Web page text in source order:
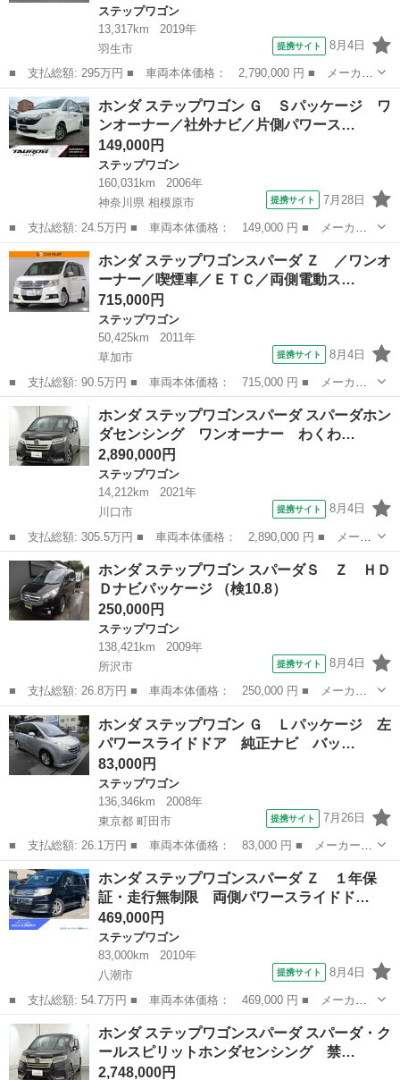
ステップワゴン
13,317km
2019年
羽生市
提携サイト 8月4日
■ 支払総額: 295万円 ■ 車両本体価格： 2,790,000 円 ■ メーカー
名： ホンダ ■ 車種名： ステップワゴンスパーダ ■ グレード
名： スパーダ ホンダセンシング 【修復歴無し】【保証付】純正
ＳＤインター...
埼玉 羽生市 ステップワゴン
ホンダ ステップワゴン Ｇ Ｓパッケージ ワ
ンオーナー／社外ナビ／片側パワース…
149,000円
ステップワゴン
160,031km
2006年
神奈川県 相模原市
提携サイト 7月28日
■ 支払総額: 24.5万円 ■ 車両本体価格： 149,000 円 ■ メーカー
名： ホンダ ■ 車種名： ステップワゴン ■ グレード名： Ｇ
Ｓパッケージ ワンオーナー／社外ナビ／片側パワースライドドア／
オートエアコ...
神奈川 相模原市 ステップワゴン
ホンダ ステップワゴンスパーダ Ｚ ／ワンオ
ーナー／喫煙車／ＥＴＣ／両側電動ス…
715,000円
ステップワゴン
50,425km
2011年
草加市
提携サイト 8月4日
■ 支払総額: 90.5万円 ■ 車両本体価格： 715,000 円 ■ メーカー
名： ホンダ ■ 車種名： ステップワゴンスパーダ ■ グレード
名： Ｚ ／ワンオーナー／喫煙車／ＥＴＣ／両側電動スライドドア
／オートライト...
埼玉 草加市 ステップワゴン
ホンダ ステップワゴンスパーダ スパーダホン
ダセンシング ワンオーナー わくわ…
2,890,000円
ステップワゴン
14,212km
2021年
川口市
提携サイト 8月4日
■ 支払総額: 305.5万円 ■ 車両本体価格： 2,890,000 円 ■ メーカ
ー名： ホンダ ■ 車種名： ステップワゴンスパーダ ■ グレード
名： スパーダホンダセンシング ワンオーナー わくわくゲート
ホンダセ...
埼玉 川口市 ステップワゴン
ホンダ ステップワゴン スパーダＳ Ｚ ＨＤ
Ｄナビパッケージ （検10.8）
250,000円
ステップワゴン
138,421km
2009年
所沢市
提携サイト 8月4日
■ 支払総額: 26.8万円 ■ 車両本体価格： 250,000 円 ■ メーカー
名： ホンダ ■ 車種名： ステップワゴン ■ グレード名： スパ
ーダＳ Ｚ ＨＤＤナビパッケージ ■ 排気量： 2000cc ■ ドア枚
数...
埼玉 所沢市 ステップワゴン
ホンダ ステップワゴン Ｇ Ｌパッケージ 左
パワースライドドア 純正ナビ バッ…
83,000円
ステップワゴン
136,346km
2008年
東京都 町田市
提携サイト 7月26日
■ 支払総額: 26.1万円 ■ 車両本体価格： 83,000 円 ■ メーカー
名： ホンダ ■ 車種名： ステップワゴン ■ グレード名： Ｇ
Ｌパッケージ 左パワースライドドア 純正ナビ バックカメラ Ｅ
ＴＣ ■ 排気...
東京 町田市 ステップワゴン
ホンダ ステップワゴンスパーダ Ｚ １年保
証・走行無制限 両側パワースライドド…
469,000円
ステップワゴン
83,000km
2010年
八潮市
提携サイト 8月4日
■ 支払総額: 54.7万円 ■ 車両本体価格： 469,000 円 ■ メーカー
名： ホンダ ■ 車種名： ステップワゴンスパーダ ■ グレード
名： Ｚ １年保証・走行無制限 両側パワースライドドア フリッ
プダウンモニタ...
埼玉 八潮市 ステップワゴン
ホンダ ステップワゴンスパーダ スパーダ・ク
ールスピリットホンダセンシング 禁…
2,748,000円